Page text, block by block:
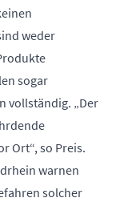
weder
sogar
vollständig. „Der
Ort“, so Preis.
warnen
solcher